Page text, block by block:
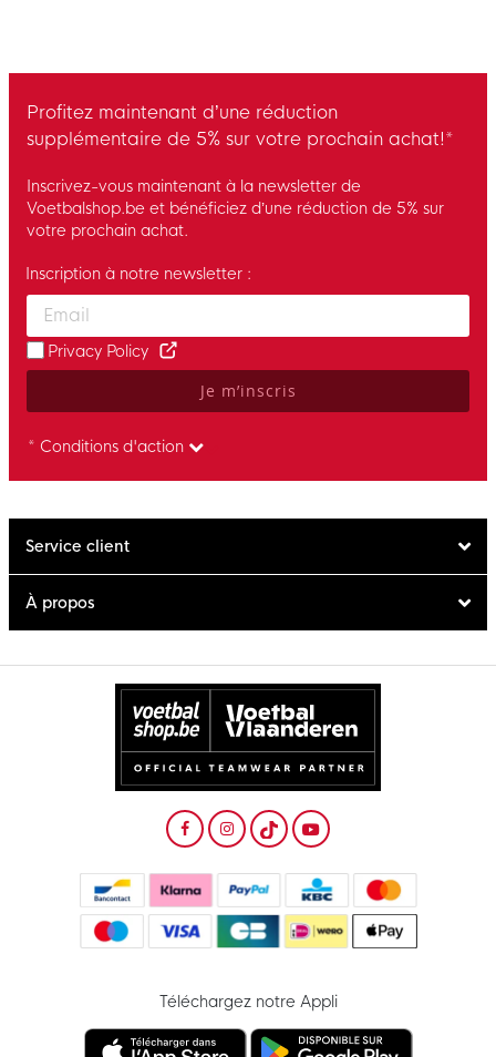
Profitez maintenant d’une réduction
supplémentaire de 5% sur votre prochain achat!*
Inscrivez-vous maintenant à la newsletter de
Voetbalshop.be et bénéficiez d’une réduction de 5% sur
votre prochain achat.
Enter your email and accept the privacy policy to subscribe to
Inscription à notre newsletter :
Privacy Policy
Je m’inscris
* Conditions d'action
Service client
À propos
Téléchargez notre Appli